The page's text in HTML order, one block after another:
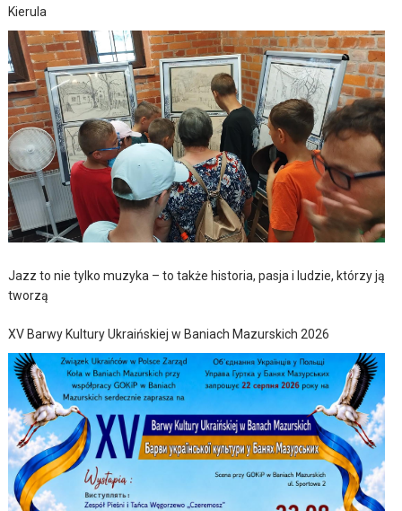
Kierula
Jazz to nie tylko muzyka – to także historia, pasja i ludzie, którzy ją
tworzą
XV Barwy Kultury Ukraińskiej w Baniach Mazurskich 2026